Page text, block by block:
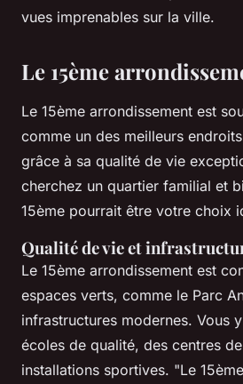
vues imprenables sur la ville.
Le 15ème
Le 15ème arrondissement est
comme un des meilleurs
grâce à sa qualité de vie
cherchez un quartier familial et
15ème pourrait être votre choix
Qualité de vie et
Le 15ème arrondissement est
espaces verts, comme le Parc
infrastructures modernes. Vous
écoles de qualité, des centres
installations sportives. "Le